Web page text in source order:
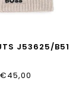
J53625/B51
€45,00